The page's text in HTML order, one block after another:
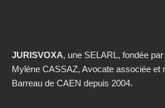
JURISVOXA, une SELARL, fondée
Mylène CASSAZ, Avocate associée et
Barreau de CAEN depuis 2004.